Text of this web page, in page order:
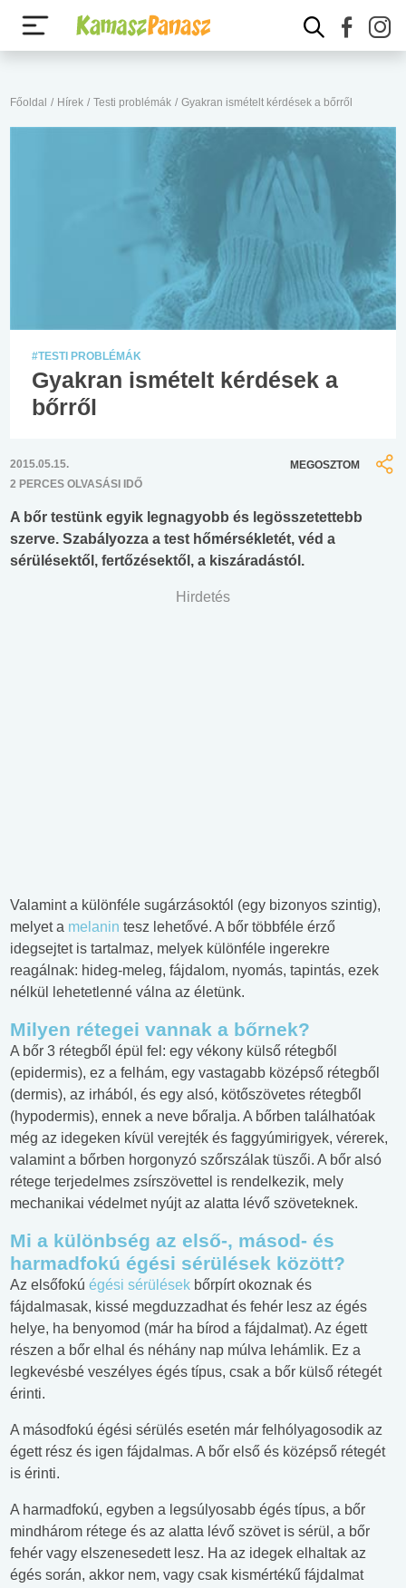
Főoldal / Hírek / Testi problémák / Gyakran ismételt kérdések a bőrről
#TESTI PROBLÉMÁK
Gyakran ismételt kérdések a
bőrről
2015.05.15.
2 PERCES OLVASÁSI IDŐ
MEGOSZTOM
A bőr testünk egyik legnagyobb és legösszetettebb
szerve. Szabályozza a test hőmérsékletét, véd a
sérülésektől, fertőzésektől, a kiszáradástól.
Hirdetés
Valamint a különféle sugárzásoktól (egy bizonyos szintig),
melyet a melanin tesz lehetővé. A bőr többféle érző
idegsejtet is tartalmaz, melyek különféle ingerekre
reagálnak: hideg-meleg, fájdalom, nyomás, tapintás, ezek
nélkül lehetetlenné válna az életünk.
Milyen rétegei vannak a bőrnek?
A bőr 3 rétegből épül fel: egy vékony külső rétegből
(epidermis), ez a felhám, egy vastagabb középső rétegből
(dermis), az irhából, és egy alsó, kötőszövetes rétegből
(hypodermis), ennek a neve bőralja. A bőrben találhatóak
még az idegeken kívül verejték és faggyúmirigyek, vérerek,
valamint a bőrben horgonyzó szőrszálak tüszői. A bőr alsó
rétege terjedelmes zsírszövettel is rendelkezik, mely
mechanikai védelmet nyújt az alatta lévő szöveteknek.
Mi a különbség az első-, másod- és
harmadfokú égési sérülések között?
Az elsőfokú égési sérülések bőrpírt okoznak és
fájdalmasak, kissé megduzzadhat és fehér lesz az égés
helye, ha benyomod (már ha bírod a fájdalmat). Az égett
részen a bőr elhal és néhány nap múlva lehámlik. Ez a
legkevésbé veszélyes égés típus, csak a bőr külső rétegét
érinti.
A másodfokú égési sérülés esetén már felhólyagosodik az
égett rész és igen fájdalmas. A bőr első és középső rétegét
is érinti.
A harmadfokú, egyben a legsúlyosabb égés típus, a bőr
mindhárom rétege és az alatta lévő szövet is sérül, a bőr
fehér vagy elszenesedett lesz. Ha az idegek elhaltak az
égés során, akkor nem, vagy csak kismértékű fájdalmat